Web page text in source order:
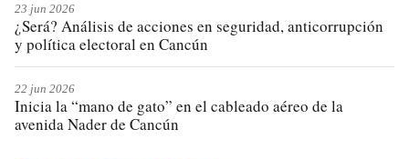
23 jun 2026
¿Será? Análisis de acciones en seguridad, anticorrupción
y política electoral en Cancún
22 jun 2026
Inicia la “mano de gato” en el cableado aéreo de la
avenida Nader de Cancún